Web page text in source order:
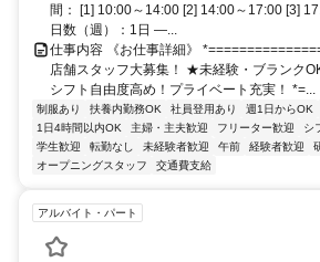
間： [1] 10:00～14:00 [2] 14:00～17:00 [3]
日数（週）：1日 ―...
仕事内容 《お仕事詳細》
店舗スタッフ大募集！ ★未経験・ブランク
シフト自由度高め！プライベート充実！ *=...
制服あり 扶養内勤務OK 社員登用あり 週1日からOK
1日4時間以内OK
主婦・主夫歓迎 フリーター歓迎 シ
学生歓迎
転勤なし 未経験者歓迎 午前 経験者歓迎
オープニングスタッフ
交通費支給
アルバイト・パート